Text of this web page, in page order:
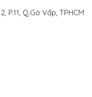
Q.Gò Vấp, TPHCM